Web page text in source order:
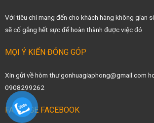
Với tiêu chí mang đến cho khách hàng không gian
sẽ cố gắng hết sực để hoàn thành được việc đó
MỌI Ý KIẾN ĐÓNG GÓP
Xin gửi về hòm thư gonhuagiaphong@gmail.com
0908299262
FANPAGE FACEBOOK